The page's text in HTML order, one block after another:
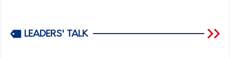
LEADERS' TALK